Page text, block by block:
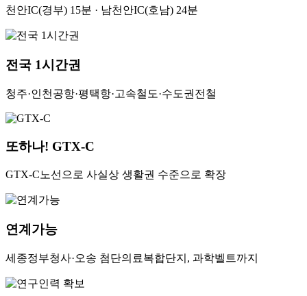
천안IC(경부) 15분 · 남천안IC(호남) 24분
전국 1시간권
청주·인천공항·평택항·고속철도·수도권전철
또하나! GTX-C
GTX-C노선으로 사실상 생활권 수준으로 확장
연계가능
세종정부청사·오송 첨단의료복합단지, 과학벨트까지